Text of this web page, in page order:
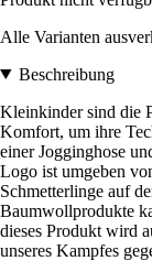
Alle Varianten
Beschreibung
Kleinkinder sind die
Komfort, um ihre
einer Jogginghose
Logo ist umgeben
Schmetterlinge auf
Baumwollprodukte
dieses Produkt wird
unseres Kampfes